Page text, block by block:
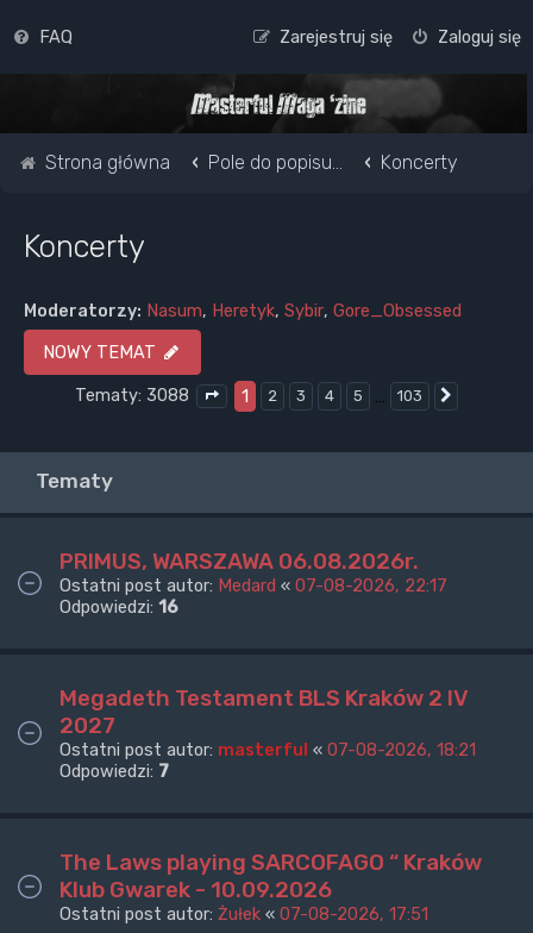
FAQ Zaloguj się
Zarejestruj się
Strona główna Pole do popisu... Koncerty
Koncerty
Moderatorzy: Nasum, Heretyk, Sybir, Gore_Obsessed
NOWY TEMAT
Tematy: 3088
Strona1 z103
1 2 3 4 5 … 103
Tematy
PRIMUS, WARSZAWA 06.08.2026r.
Ostatni post autor: Medard « 07-08-2026, 22:17
Odpowiedzi: 16
Megadeth Testament BLS Kraków 2 IV
2027
Ostatni post autor: masterful « 07-08-2026, 18:21
Odpowiedzi: 7
The Laws playing SARCOFAGO “ Kraków
Klub Gwarek - 10.09.2026
Ostatni post autor: Żułek « 07-08-2026, 17:51